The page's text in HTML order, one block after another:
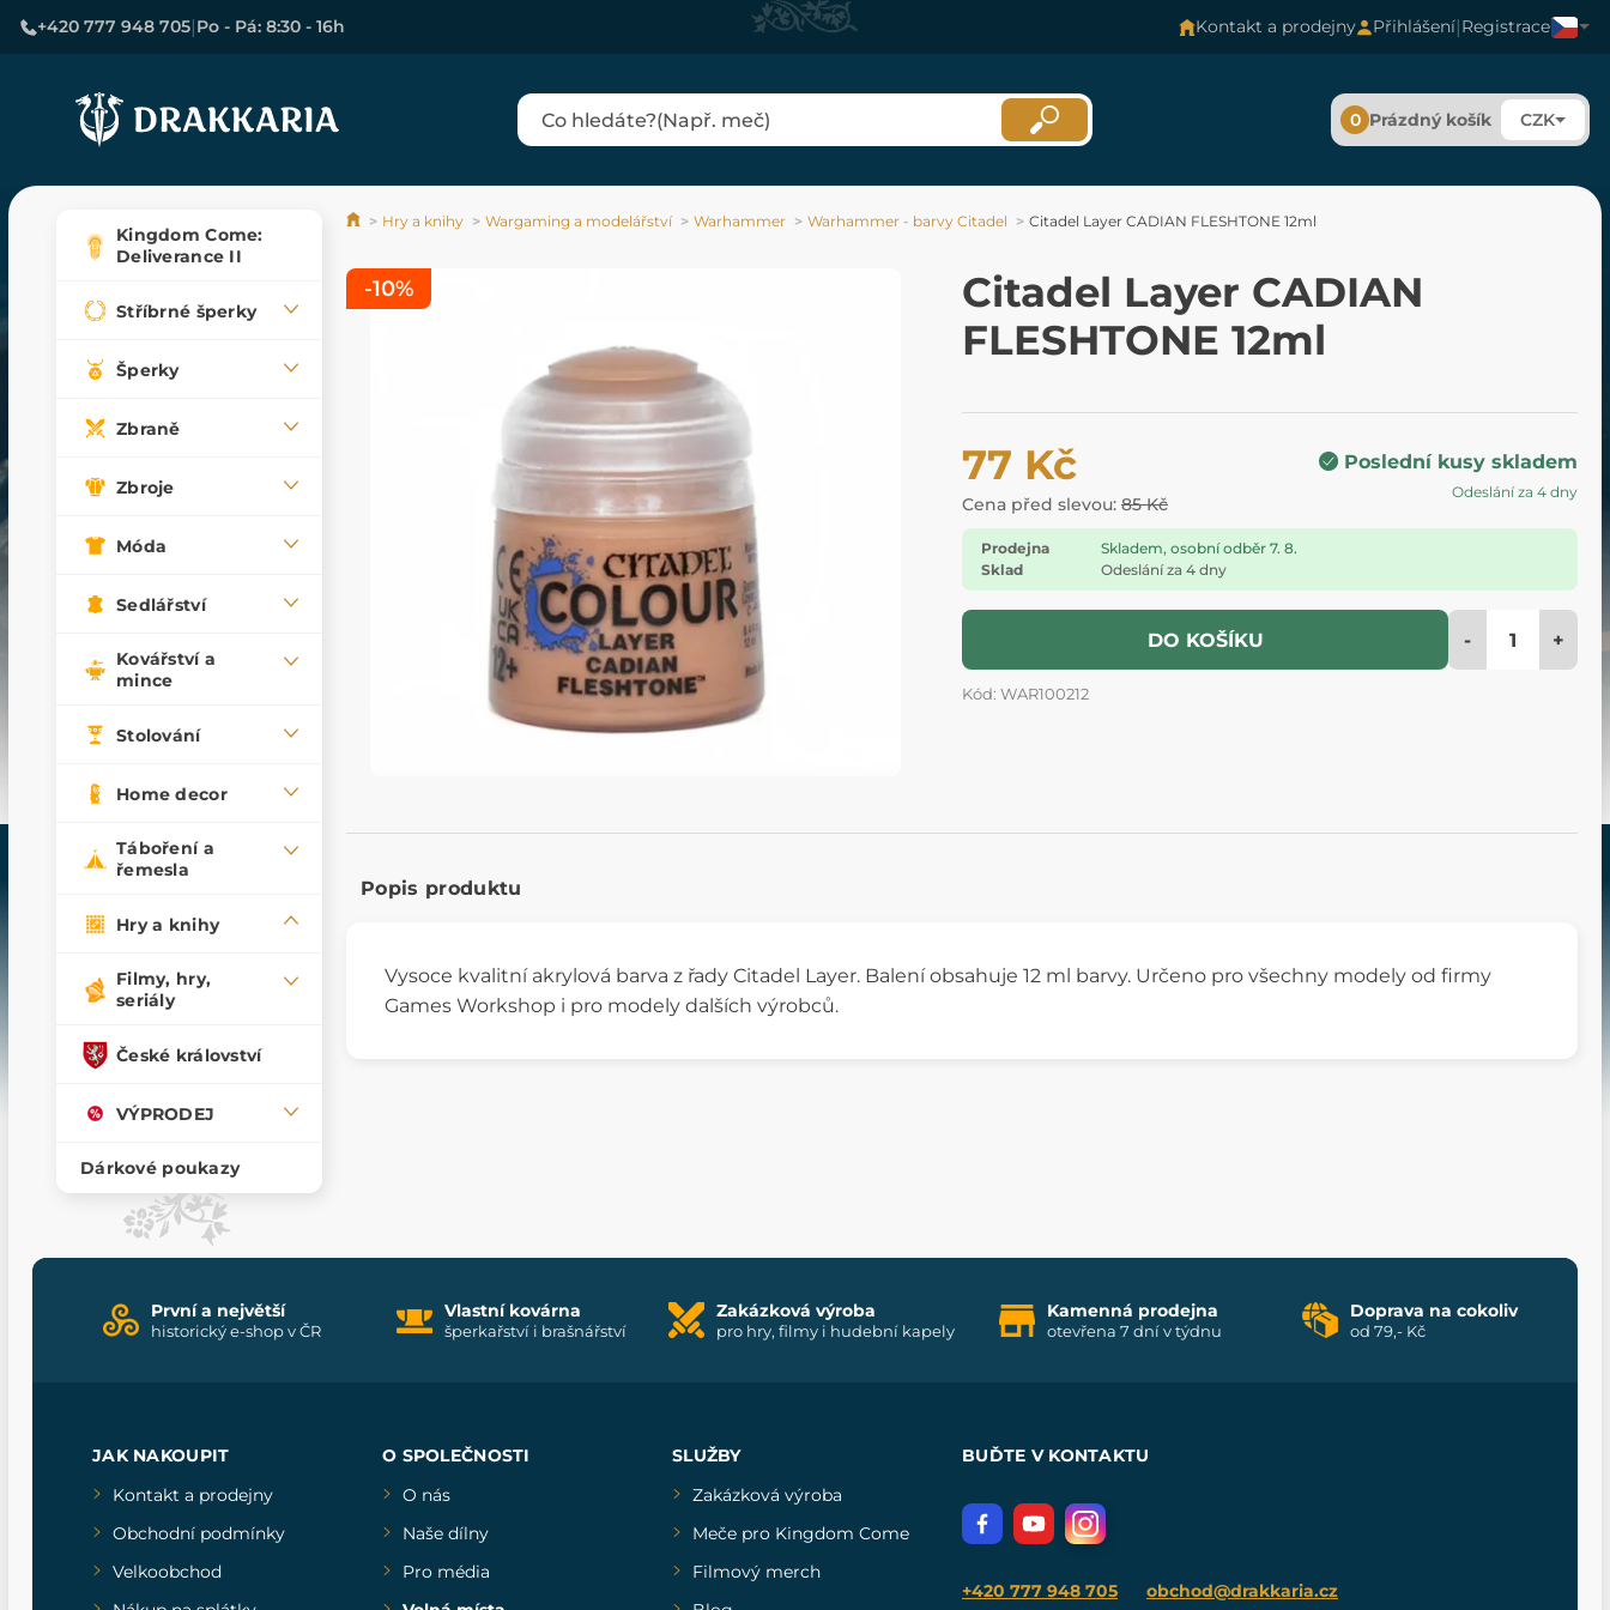
+420 777 948 705|Po - Pá: 8:30 - 16h Kontakt a prodejny Přihlášení|Registrace
0 Prázdný košík CZK
Kingdom Come:
Deliverance II
Stříbrné šperky
Šperky
Zbraně
Zbroje
Móda
Sedlářství
Kovářství a
mince
Stolování
Home decor
Táboření a
řemesla
Hry a knihy
Filmy, hry,
seriály
České království
VÝPRODEJ
Dárkové poukazy
Hry a knihy Wargaming a modelářství Warhammer Warhammer - barvy Citadel Citadel Layer CADIAN FLESHTONE 12ml
Citadel Layer CADIAN
FLESHTONE 12ml
77 Kč
Cena před slevou: 85 Kč
Poslední kusy skladem
Odeslání za 4 dny
Prodejna
Skladem, osobní odběr 7. 8.
Sklad
Odeslání za 4 dny
DO KOŠÍKU - +
Kód: WAR100212
-10%
Popis produktu
Vysoce kvalitní akrylová barva z řady Citadel Layer. Balení obsahuje 12 ml barvy. Určeno pro všechny modely od firmy
Games Workshop i pro modely dalších výrobců.
První a největší
historický e-shop v ČR
Vlastní kovárna
šperkařství i brašnářství
Zakázková výroba
pro hry, filmy i hudební kapely
Kamenná prodejna
otevřena 7 dní v týdnu
Doprava na cokoliv
od 79,- Kč
JAK NAKOUPIT
Kontakt a prodejny
Obchodní podmínky
Velkoobchod
O SPOLEČNOSTI
O nás
Naše dílny
Pro média
SLUŽBY
Zakázková výroba
Meče pro Kingdom Come
Filmový merch
BUĎTE V KONTAKTU
+420 777 948 705 obchod@drakkaria.cz